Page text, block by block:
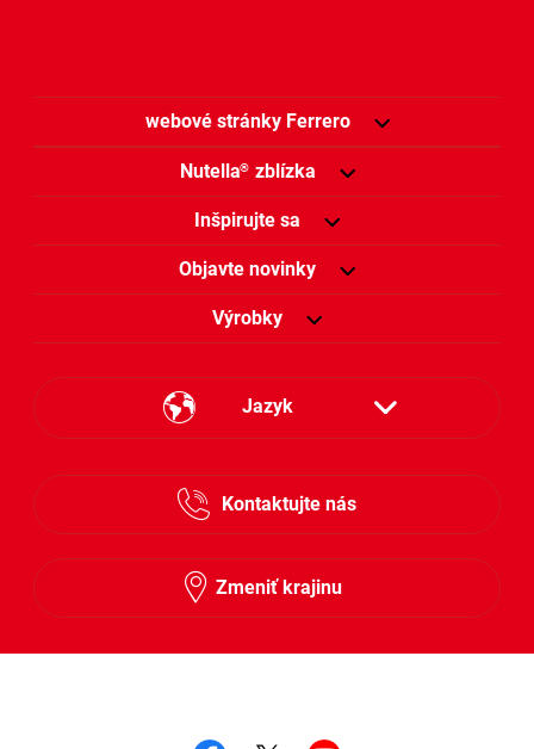
webové stránky Ferrero
Nutella® zblízka
Inšpirujte sa
Objavte novinky
Výrobky
Jazyk
Kontaktujte nás
Zmeniť krajinu